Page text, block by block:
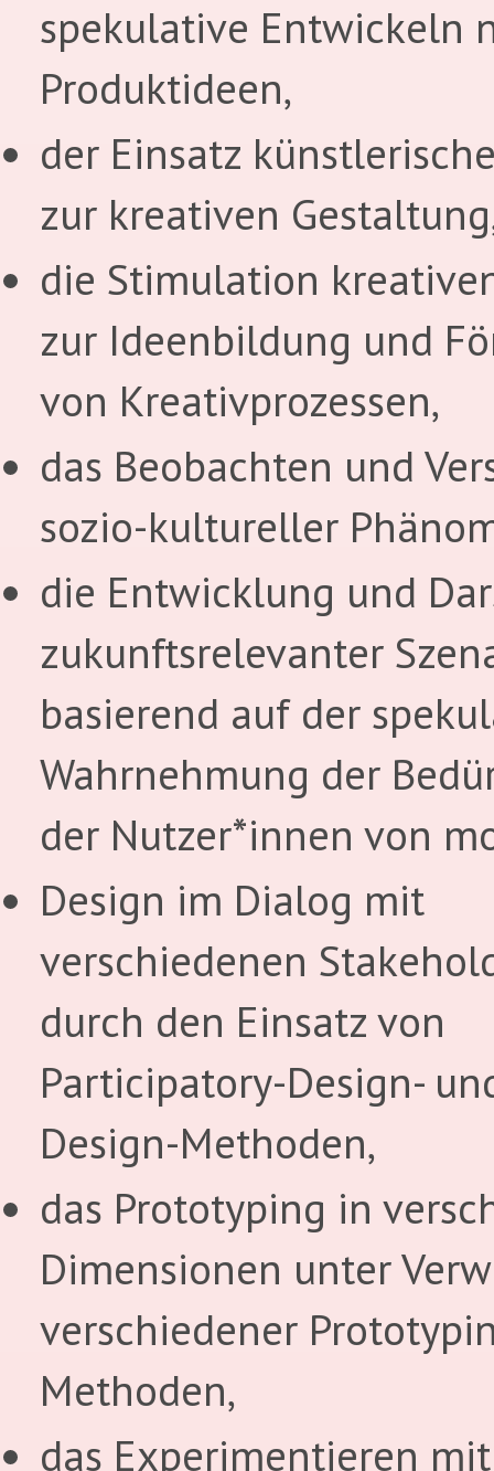
spekulative Entwickeln
Produktideen,
der Einsatz
zur kreativen
die Stimulation
zur Ideenbildung und
von Kreativprozessen,
das Beobachten und
sozio-kultureller
die Entwicklung und
zukunftsrelevanter
basierend auf der
Wahrnehmung der
der Nutzer*innen von
Design im Dialog mit
verschiedenen
durch den Einsatz von
Participatory-Design-
Design-Methoden,
das Prototyping in
Dimensionen unter
verschiedener
Methoden,
das Experimentieren